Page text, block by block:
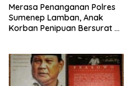
Merasa Penanganan Polres
Sumenep Lamban, Anak
Korban Penipuan Bersurat ke